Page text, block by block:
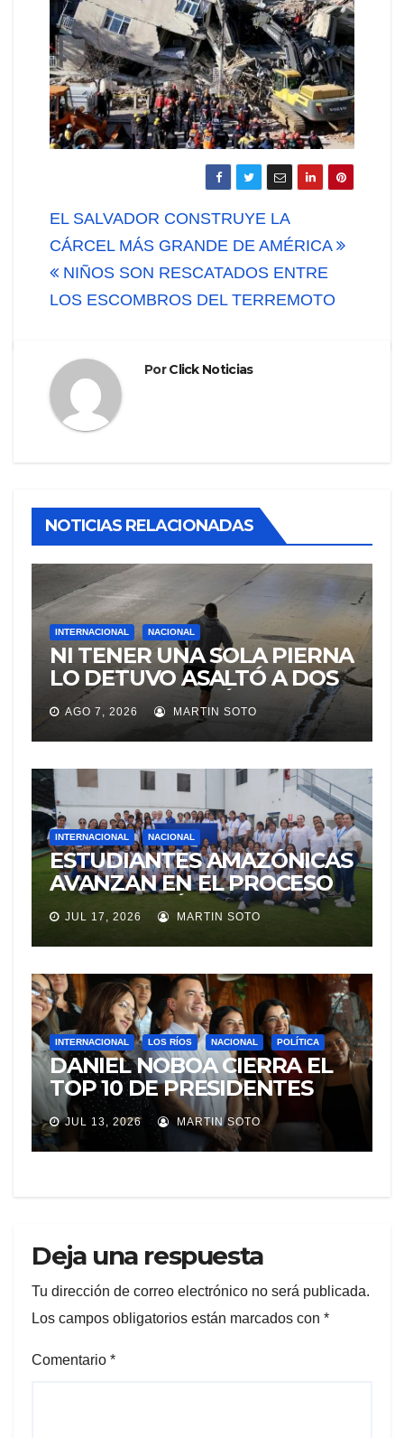
Navegación
de
entradas
EL SALVADOR CONSTRUYE LA
CÁRCEL MÁS GRANDE DE AMÉRICA
NIÑOS SON RESCATADOS ENTRE
LOS ESCOMBROS DEL TERREMOTO
PorClick Noticias
NOTICIAS RELACIONADAS
INTERNACIONAL NACIONAL
NI TENER UNA SOLA PIERNA
LO DETUVO ASALTÓ A DOS
MUJERES Y HUYÓ
BRINCANDO.
AGO 7, 2026 MARTIN SOTO
INTERNACIONAL NACIONAL
ESTUDIANTES AMAZÓNICAS
AVANZAN EN EL PROCESO
DE SELECCIÓN PARA
REPRESENTAR A ECUADOR
EN EXPERIENCIA
EDUCATIVA DE LA NASA
JUL 17, 2026 MARTIN SOTO
INTERNACIONAL LOS RÍOS NACIONAL POLÍTICA
DANIEL NOBOA CIERRA EL
TOP 10 DE PRESIDENTES
CON MEJOR IMAGEN EN
AMÉRICA LATINA
JUL 13, 2026 MARTIN SOTO
Deja una respuesta
Tu dirección de correo electrónico no será publicada.
Los campos obligatorios están marcados con *
Comentario *